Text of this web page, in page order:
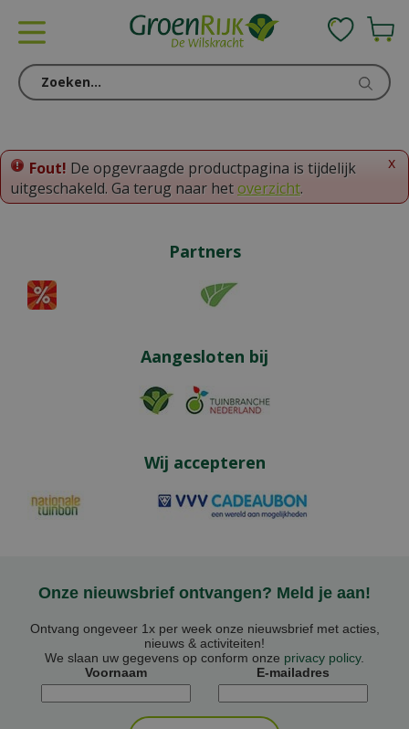
o
e
x
Fout! De opgevraagde productpagina is tijdelijk
uitgeschakeld. Ga terug naar hetoverzicht.
Partners
Aangesloten bij
Wij accepteren
Onze nieuwsbrief ontvangen? Meld je aan!
Ontvang ongeveer 1x per week onze nieuwsbrief met acties,
nieuws & activiteiten!
We slaan uw gegevens op conform onze privacy policy.
Voornaam
E-mailadres